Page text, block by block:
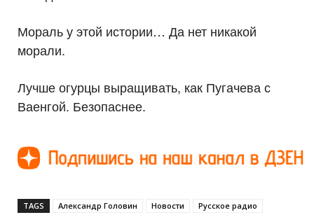
Мораль у этой истории… Да нет никакой
морали.
Лучше огурцы выращивать, как Пугачева с
Ваенгой. Безопаснее.
TAGS Александр Головин Новости Русское радио